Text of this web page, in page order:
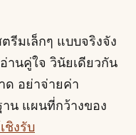
รีมเล็กๆ แบบจริงจัง
านคู่ใจ วินัยเดียวกัน
ด อย่าจ่ายค่า
น แผนที่กว้างของ
ชิงรับ